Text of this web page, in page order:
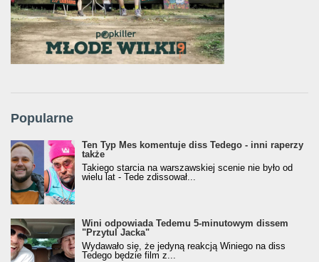
Popularne
Ten Typ Mes komentuje diss Tedego - inni raperzy
także
Takiego starcia na warszawskiej scenie nie było od
wielu lat - Tede zdissował...
Wini odpowiada Tedemu 5-minutowym dissem
"Przytul Jacka"
Wydawało się, że jedyną reakcją Winiego na diss
Tedego będzie film z...